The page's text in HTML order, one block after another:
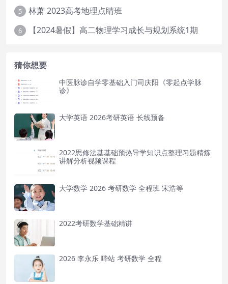
5 林萧 2023高考地理点睛班
6 【2024暑假】高二物理学习成长与规划系统1期
猜你想要
中医脉诊自学零基础入门司庆阳《零起点学脉
诊》
大学英语 2026考研英语 长线预备
2022思修法基基础预热导学知识点整理习题精炼
讲解分析视频课程
大学数学 2026 考研数学 全程班 宋浩等
2022考研数学基础精讲
2026 李永乐 哔站 考研数学 全程